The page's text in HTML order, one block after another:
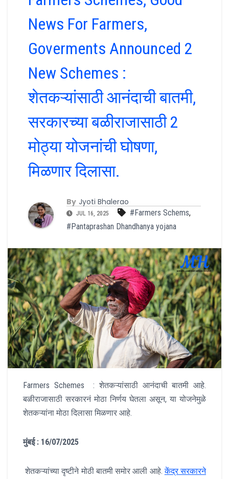
News For Farmers,
Goverments Announced 2
New Schemes :
शेतकऱ्यांसाठी आनंदाची बातमी,
सरकारच्या बळीराजासाठी 2
मोठ्या योजनांची घोषणा,
मिळणार दिलासा.
By Jyoti Bhalerao
JUL 16, 2025 #Farmers Schems,
#Pantaprashan Dhandhanya yojana
Farmers Schemes : शेतकऱ्यांसाठी आनंदाची बातमी आहे.
बळीराजासाठी सरकारनं मोठा निर्णय घेतला असून, या योजनेमुळे
शेतकऱ्यांना मोठा दिलासा मिळणार आहे.
मुंबई : 16/07/2025
शेतकऱ्यांच्या दृष्टीने मोठी बातमी समोर आली आहे.केंद्र सरकारने